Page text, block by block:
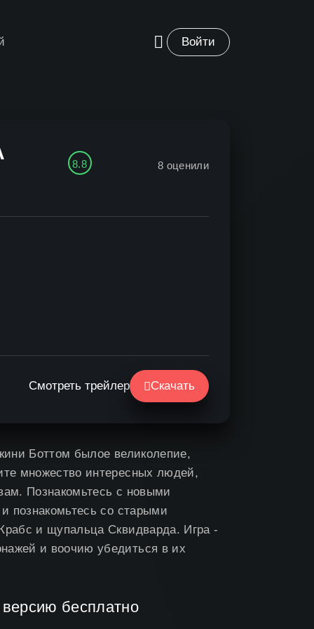
Войти
8.8 8 оценили
Смотреть трейлер Скачать
Боттом былое великолепие,
множество интересных людей,
Познакомьтесь с новыми
познакомьтесь со старыми
и щупальца Сквидварда. Игра -
и воочию убедиться в их
бесплатно